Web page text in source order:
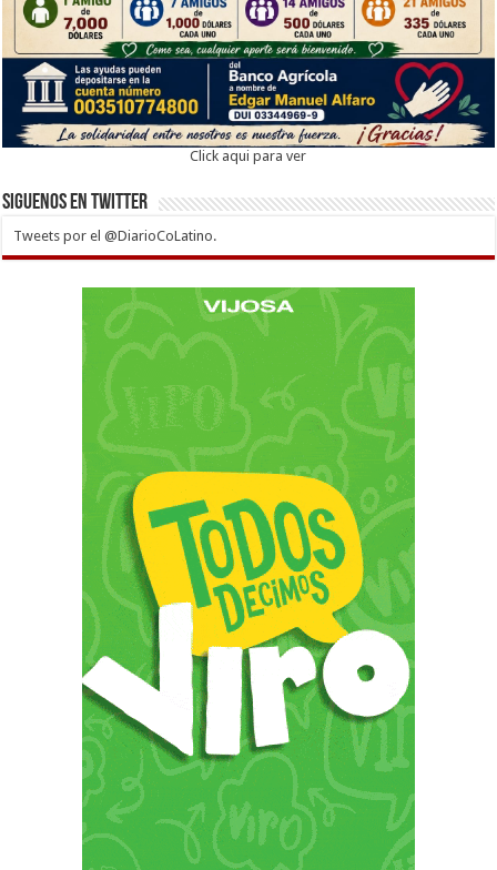
Click aqui para ver
Siguenos en twitter
Tweets por el @DiarioCoLatino.